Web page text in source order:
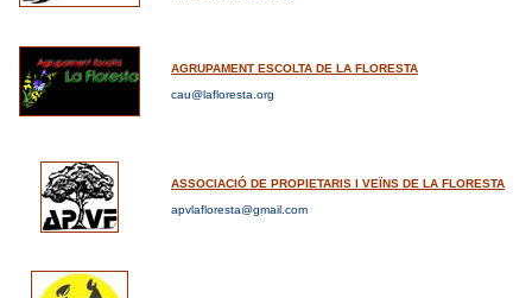
AGRUPAMENT ESCOLTA DE LA FLORESTA
cau@lafloresta.org
ASSOCIACIÓ DE PROPIETARIS I VEÏNS DE LA FLORESTA
apvlafloresta@gmail.com